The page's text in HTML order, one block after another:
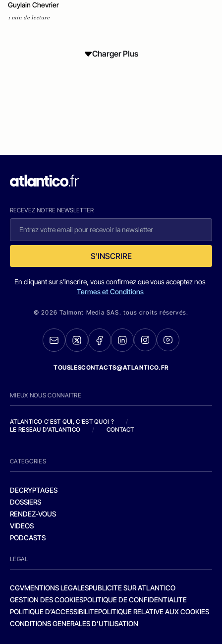
Guylain Chevrier
1 min de lecture
Charger Plus
RECEVEZ NOTRE NEWSLETTER
S'INSCRIRE
En cliquant sur s'inscrire, vous confirmez que vous acceptez nos
Termes et Conditions
© 2026 Talmont Media SAS. tous droits réservés.
TOUSLESCONTACTS@ATLANTICO.FR
MIEUX NOUS CONNAITRE
ATLANTICO C'EST QUI, C'EST QUOI ?
/
LE RESEAU D'ATLANTICO
/ CONTACT
CATEGORIES
DECRYPTAGES
DOSSIERS
RENDEZ-VOUS
VIDEOS
PODCASTS
LEGAL
CGVMENTIONS LEGALESPUBLICITE SUR ATLANTICO
GESTION DES COOKIESPOLITIQUE DE CONFIDENTIALITE
POLITIQUE D’ACCESSIBILITEPOLITIQUE RELATIVE AUX COOKIES
CONDITIONS GENERALES D’UTILISATION